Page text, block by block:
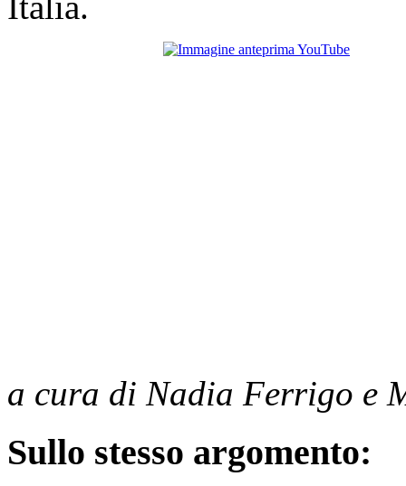
a cura di Nadia Ferrigo e
Sullo stesso argomento: